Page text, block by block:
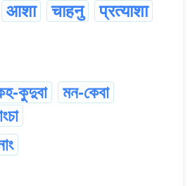
आशा चाहनु
प्रत्याशा
কুদুবা
মন-কেবা